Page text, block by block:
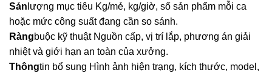
Sản lượng mục tiêu Kg/mẻ, kg/giờ, số sản phẩm mỗi ca
hoặc mức công suất đang cần so sánh.
Ràngbuộc kỹ thuật Nguồn cấp, vị trí lắp, phương án giải
nhiệt và giới hạn an toàn của xưởng.
Thôngtin bổ sung Hình ảnh hiện trạng, kích thước, model,